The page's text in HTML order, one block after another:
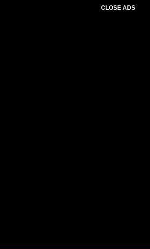
CLOSE ADS